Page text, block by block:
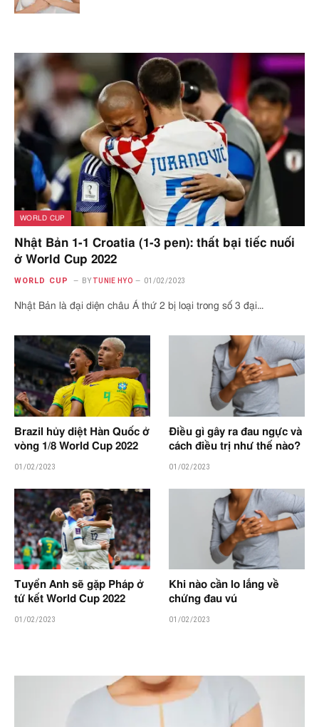
WORLD CUP
Nhật Bản 1-1 Croatia (1-3 pen): thất bại tiếc nuối
ở World Cup 2022
WORLD CUP BY TUNIE HYO 01/02/2023
Nhật Bản là đại diện châu Á thứ 2 bị loại trong số 3 đại…
Brazil hủy diệt Hàn Quốc ở
vòng 1/8 World Cup 2022
01/02/2023
Điều gì gây ra đau ngực và
cách điều trị như thế nào?
01/02/2023
Tuyển Anh sẽ gặp Pháp ở
tứ kết World Cup 2022
01/02/2023
Khi nào cần lo lắng về
chứng đau vú
01/02/2023